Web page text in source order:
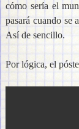
cómo sería el
pasará cuando se
Así de sencillo.
Por lógica, el